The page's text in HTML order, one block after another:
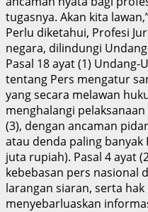
tugasnya. Akan kita
Perlu diketahui, Profesi
negara, dilindungi
Pasal 18 ayat (1)
tentang Pers mengatur
yang secara melawan
menghalangi
(3), dengan ancaman
atau denda paling banyak
juta rupiah). Pasal 4 ayat
kebebasan pers nasional
larangan siaran, serta
menyebarluaskan